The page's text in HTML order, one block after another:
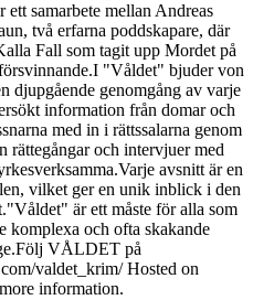
samarbete mellan Andreas
två erfarna poddskapare, där
Fall som tagit upp Mordet på
"Våldet" bjuder von
djupgående genomgång av varje
information från domar och
med in i rättssalarna genom
rättegångar och intervjuer med
avsnitt är en
vilket ger en unik inblick i den
är ett måste för alla som
komplexa och ofta skakande
VÅLDET på
valdet_krim/ Hosted on
information.